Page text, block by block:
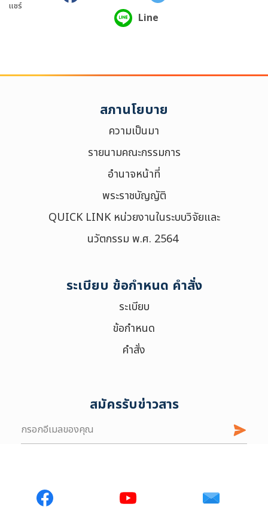
ค้นหาข้อมูล
Search
แชร์
Line
สภานโยบาย
ความเป็นมา
รายนามคณะกรรมการ
อำนาจหน้าที่
พระราชบัญญัติ
QUICK LINK หน่วยงานในระบบวิจัยและ
นวัตกรรม พ.ศ. 2564
ระเบียบ ข้อกำหนด คำสั่ง
ระเบียบ
ข้อกำหนด
คำสั่ง
สมัครรับข่าวสาร